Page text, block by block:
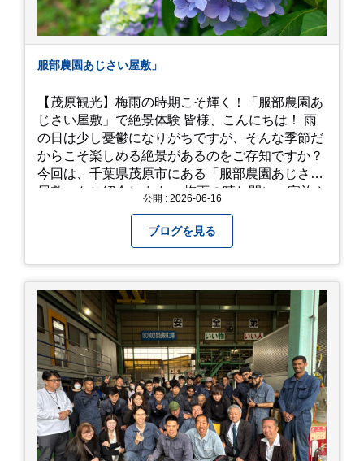
服部農園あじさい屋敷」
【茂原観光】梅雨の時期こそ輝く！「服部農園あ
じさい屋敷」で絶景体験 皆様、こんにちは！ 雨
の日は少し憂鬱になりがちですが、そんな季節だ
からこそ楽しめる絶景があるのをご存知ですか？
今回は、千葉県茂原市にある「服部農園あじさい
屋敷」をご紹介します。 梅雨の晴れ間に、家族や
め尽くす「あじさい」 服部農園あじさい屋敷の魅
力は、なんといってもそのスケール感。約18,000
平方メートルの広大な敷地に、なんと250種類以
上・約20,000株ものアジサイが植えられていま
す。 山肌を埋め尽くすように咲き誇るブルー、ピ
ンク、紫のアジサイは圧巻の一言。 歩道が整備さ
れているので、アジサイの中に囲まれるような感
覚で散策を楽しめます。 写真好きにはたまらない
「フォトジェニック」な景色 あじさい屋敷は、ど
こを切り取っても絵になる場所ばかり。 高い場所
からの眺望: 敷地が高い位置にあるため、あじさ
い越しに広がる茂原の景色を一望できます。 小道
公開 : 2026-06-16
ブログを見る